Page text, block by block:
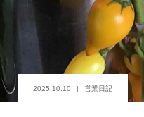
2025.10.10 営業日記